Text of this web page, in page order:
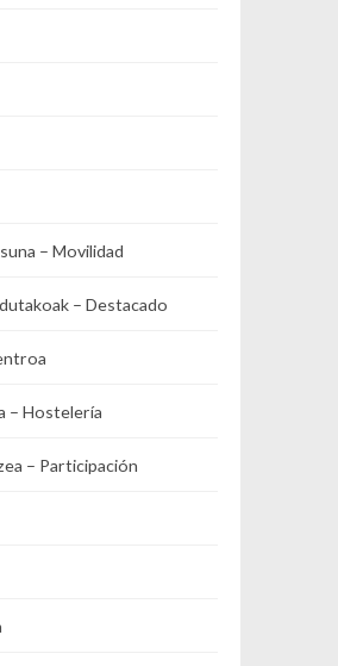
– Movilidad
– Destacado
– Hostelería
– Participación